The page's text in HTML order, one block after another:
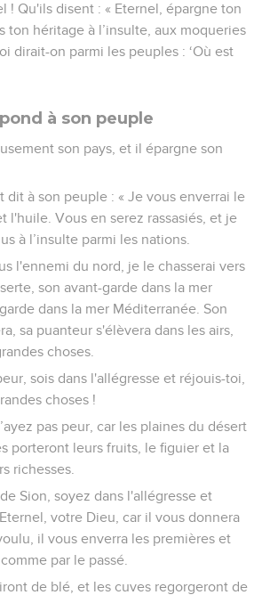
! Qu'ils disent : « Eternel, épargne ton
ton héritage à l’insulte, aux moqueries
dirait-on parmi les peuples : ‘Où est
à son peuple
son pays, et il épargne son
dit à son peuple : « Je vous enverrai le
l'huile. Vous en serez rassasiés, et je
à l’insulte parmi les nations.
l'ennemi du nord, je le chasserai vers
son avant-garde dans la mer
dans la mer Méditerranée. Son
sa puanteur s'élèvera dans les airs,
choses.
sois dans l'allégresse et réjouis-toi,
choses !
pas peur, car les plaines du désert
porteront leurs fruits, le figuier et la
richesses.
Sion, soyez dans l'allégresse et
votre Dieu, car il vous donnera
il vous enverra les premières et
par le passé.
de blé, et les cuves regorgeront de